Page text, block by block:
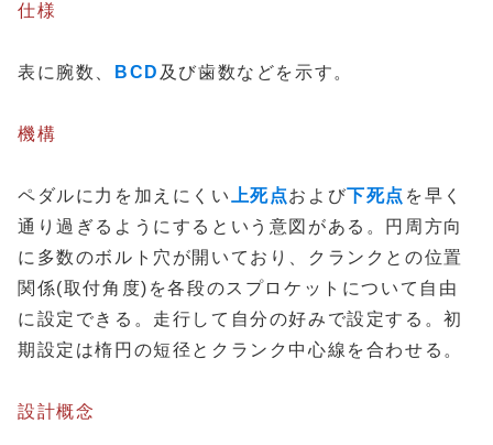
仕様
表に腕数、 BCD 及び歯数などを示す。
機構
ペダルに力を加えにくい 上死点および下死点 を早く
通り過ぎるようにするという意図がある。円周方向
に多数のボルト穴が開いており、クランクとの位置
関係(取付角度)を各段のスプロケットについて自由
に設定できる。走行して自分の好みで設定する。初
期設定は楕円の短径とクランク中心線を合わせる。
設計概念